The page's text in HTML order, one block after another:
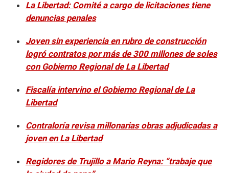
La Libertad: Comité a cargo de licitaciones tiene
denuncias penales
Joven sin experiencia en rubro de construcción
logró contratos por más de 300 millones de soles
con Gobierno Regional de La Libertad
Fiscalía intervino el Gobierno Regional de La
Libertad
Contraloría revisa millonarias obras adjudicadas a
joven en La Libertad
Regidores de Trujillo a Mario Reyna: “trabaje que